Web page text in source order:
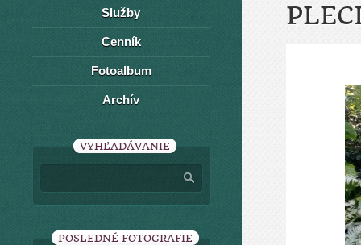
Služby
Cenník
Fotoalbum
Archív
VYHĽADÁVANIE
POSLEDNÉ FOTOGRAFIE